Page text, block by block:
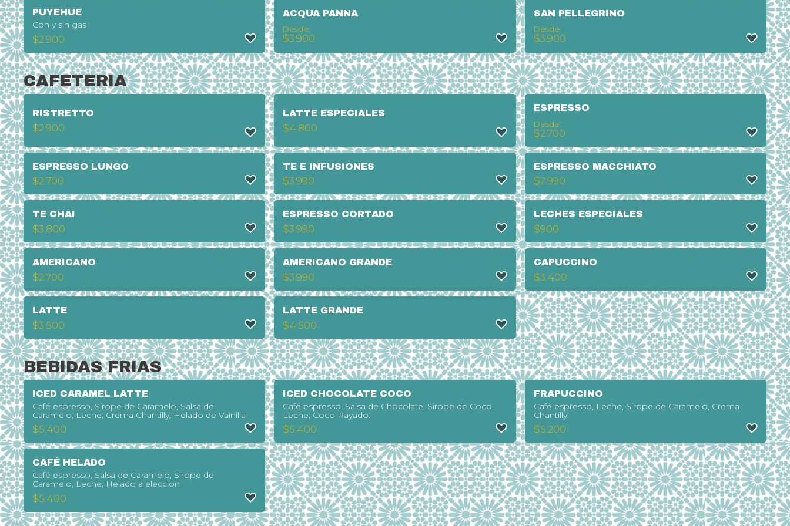
PUYEHUE
Con y sin gas
$2.900
ACQUA PANNA
Desde:
$3.900
SAN PELLEGRINO
Desde:
$3.900
CAFETERIA
RISTRETTO
$2.900
LATTE ESPECIALES
$4.800
ESPRESSO
Desde:
$2.700
ESPRESSO LUNGO
$2.700
TE E INFUSIONES
$3.990
ESPRESSO MACCHIATO
$2.990
TE CHAI
$3.800
ESPRESSO CORTADO
$3.990
LECHES ESPECIALES
$900
AMERICANO
$2.700
AMERICANO GRANDE
$3.990
CAPUCCINO
$3.400
LATTE
$3.500
LATTE GRANDE
$4.500
BEBIDAS FRIAS
ICED CARAMEL LATTE
Café espresso, Sirope de Caramelo, Salsa de
Caramelo, Leche, Crema Chantilly, Helado de Vainilla
$5.400
ICED CHOCOLATE COCO
Café espresso, Salsa de Chocolate, Sirope de Coco,
Leche, Coco Rayado.
$5.400
FRAPUCCINO
Café espresso, Leche, Sirope de Caramelo, Crema
Chantilly.
$5.200
CAFÉ HELADO
Café espresso, Salsa de Caramelo, Sirope de
Caramelo, Leche, Helado a eleccion
$5.400